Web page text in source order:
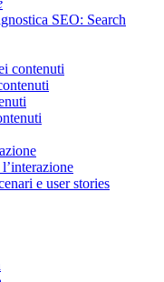
SEO: Search
contenuti
e user stories